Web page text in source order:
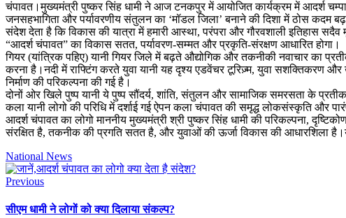
चंपावत।मुख्यमंत्री पुष्कर सिंह धामी ने आज टनकपुर में आयोजित कार्यक्रम में आदर्श
जनसहभागिता और पर्यावरणीय संतुलन का ‘मॉडल जिला’ बनाने की दिशा में ठोस कदम
संदेश देता है कि विकास की यात्रा में हमारी आस्था, परंपरा और गौरवशाली इतिहास
“आदर्श चंपावत” का विकास सतत, पर्यावरण-सम्मत और प्रकृति-संरक्षण आधारित होगा।
गियर (यांत्रिक पहिए) यानी गियर जिले में बढ़ते औद्योगिक और तकनीकी नवाचार का
करना है।नदी में राफ्टिंग करते युवा यानी यह दृश्य एडवेंचर टूरिज़्म, युवा सशक्तिकरण
निर्माण की परिकल्पना की गई है।
दोनों ओर खिले पुष्प यानी ये पुष्प सौंदर्य, शांति, संतुलन और सामाजिक समरसता के
कला यानी लोगो की परिधि में दर्शाई गई ऐपन कला चंपावत की समृद्ध लोकसंस्कृति और
आदर्श चंपावत का लोगो माननीय मुख्यमंत्री श्री पुष्कर सिंह धामी की परिकल्पना,
संरक्षित है, तकनीक की प्रगति सतत है, और युवाओं की ऊर्जा विकास की आधारशिला
National News
Previous
सीएम धामी ने लोगों को क्या दिलाया संकल्प?